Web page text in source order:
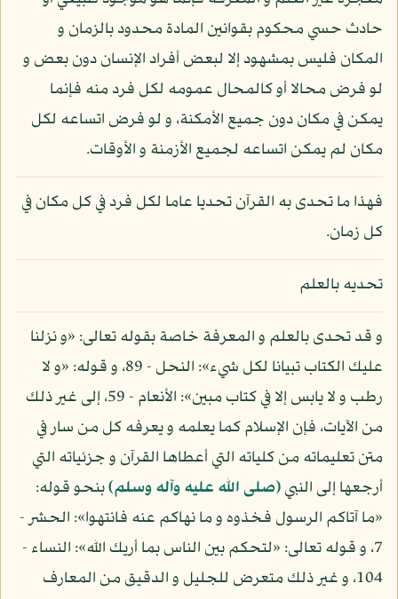
حادث حسي محكوم بقوانين المادة محدود بالزمان و
المكان فليس بمشهود إلا لبعض أفراد الإنسان دون بعض و
لو فرض محالا أو كالمحال عمومه لكل فرد منه فإنما
يمكن في مكان دون جميع الأمكنة، و لو فرض اتساعه لكل
مكان لم يمكن اتساعه لجميع الأزمنة و الأوقات.
فهذا ما تحدى به القرآن تحديا عاما لكل فرد في كل مكان في
كل زمان.
تحديه بالعلم
و قد تحدى بالعلم و المعرفة خاصة بقوله تعالى: «و نزلنا
عليك الكتاب تبيانا لكل شيء»: النحل - 89، و قوله: «و لا
رطب و لا يابس إلا في كتاب مبين»: الأنعام - 59، إلى غير ذلك
من الآيات، فإن الإسلام كما يعلمه و يعرفه كل من سار في
متن تعليماته من كلياته التي أعطاها القرآن و جزئياته التي
أرجعها إلى النبي(صلى الله عليه وآله وسلم)بنحو قوله:
«ما آتاكم الرسول فخذوه و ما نهاكم عنه فانتهوا»: الحشر -
7، و قوله تعالى: «لتحكم بين الناس بما أريك الله»: النساء -
104، و غير ذلك متعرض للجليل و الدقيق من المعارف